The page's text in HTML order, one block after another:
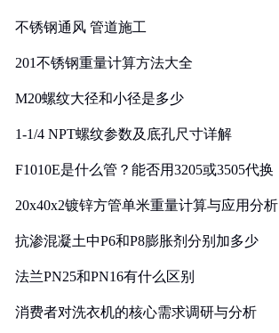
不锈钢通风 管道施工
201不锈钢重量计算方法大全
M20螺纹大径和小径是多少
1-1/4 NPT螺纹参数及底孔尺寸详解
F1010E是什么管？能否用3205或3505代换
20x40x2镀锌方管单米重量计算与应用分析
抗渗混凝土中P6和P8膨胀剂分别加多少
法兰PN25和PN16有什么区别
消费者对洗衣机的核心需求调研与分析